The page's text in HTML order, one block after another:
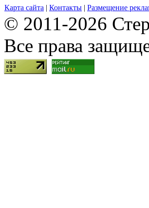
Карта сайта | Контакты | Размещение
© 2011-2026
Все права